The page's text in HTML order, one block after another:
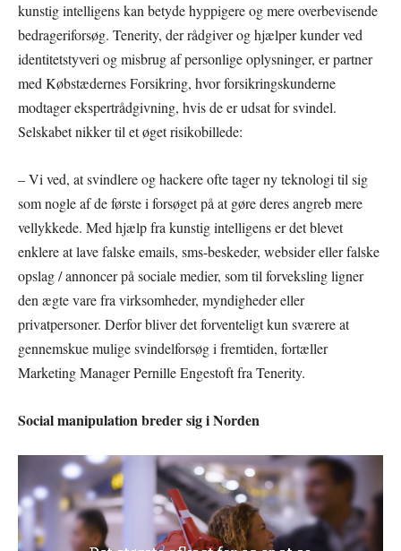
kunstig intelligens kan betyde hyppigere og mere overbevisende
bedrageriforsøg. Tenerity, der rådgiver og hjælper kunder ved
identitetstyveri og misbrug af personlige oplysninger, er partner
med Købstædernes Forsikring, hvor forsikringskunderne
modtager ekspertrådgivning, hvis de er udsat for svindel.
Selskabet nikker til et øget risikobillede:
– Vi ved, at svindlere og hackere ofte tager ny teknologi til sig
som nogle af de første i forsøget på at gøre deres angreb mere
vellykkede. Med hjælp fra kunstig intelligens er det blevet
enklere at lave falske emails, sms-beskeder, websider eller falske
opslag / annoncer på sociale medier, som til forveksling ligner
den ægte vare fra virksomheder, myndigheder eller
privatpersoner. Derfor bliver det forventeligt kun sværere at
gennemskue mulige svindelforsøg i fremtiden, fortæller
Marketing Manager Pernille Engestoft fra Tenerity.
Social manipulation breder sig i Norden